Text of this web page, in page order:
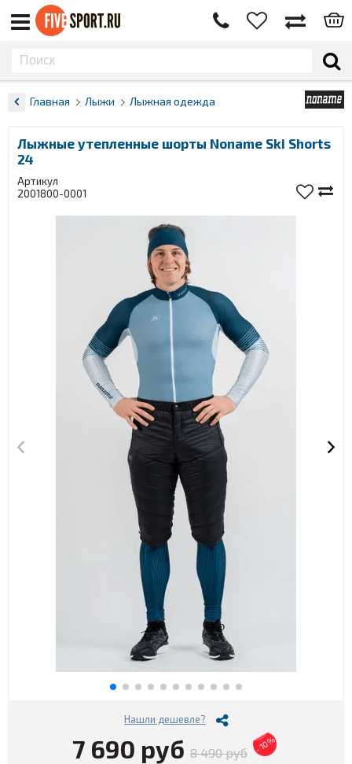
Главная Лыжи Лыжная одежда
Лыжные утепленные шорты Noname Ski Shorts
24
Артикул
2001800-0001
Нашли дешевле?
7 690 руб 8 490 руб - 10%